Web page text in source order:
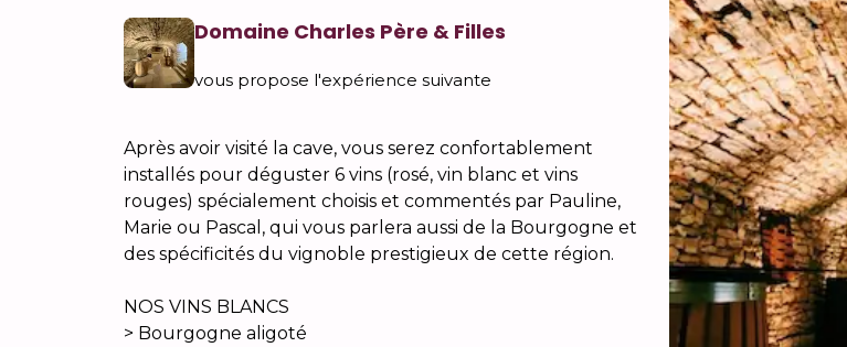
Domaine Charles Père & Filles
vous propose l'expérience suivante
Après avoir visité la cave, vous serez confortablement
installés pour déguster 6 vins (rosé, vin blanc et vins
rouges) spécialement choisis et commentés par Pauline,
Marie ou Pascal, qui vous parlera aussi de la Bourgogne et
des spécificités du vignoble prestigieux de cette région.
NOS VINS BLANCS
> Bourgogne aligoté